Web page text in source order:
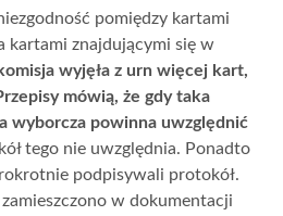
pomiędzy kartami
kartami znajdującymi się w
komisja wyjęła z urn więcej kart,
mówią, że gdy taka
wyborcza powinna uwzględnić
tego nie uwzględnia. Ponadto
podpisywali protokół.
w dokumentacji